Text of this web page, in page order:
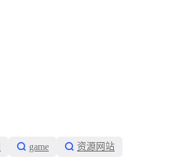
game 资源网站